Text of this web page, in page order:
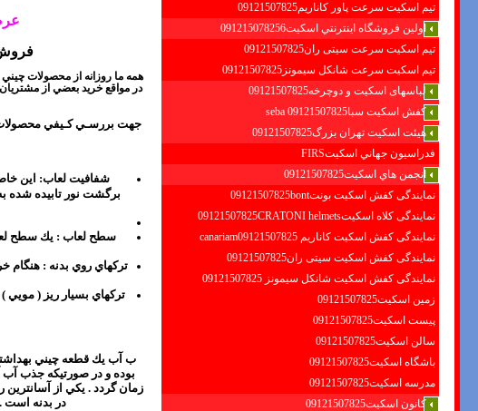
تیم اسکیت سرعت پاور کاناریم09121507825
اولين فروشگاه اينترنتي اسكيت091215078256
تیم اسکیت سرعت سیتی ران09121507825
تیم اسکیت سرعت شانکل سیمونز09121507825
لباسهای اسکیت و دوچرخه09121507825
کفش اسکیت سبا09121507825 seba
هیئت اسکیت تهران بزرگ09121507825
فدراسيون جهاني اسكيتFIRS
انجمن هاي اسكيت09121507825
نمایندگی کفش اسکیت بونت09121507825bont
نمایندگی کلاه اسکیت09121507825CRATONI helmets
نمایندگی کفش اسکیت كاناريم canariam09121507825
نمایندگی کفش اسکیت سیتی ران09121507825
نمایندگی کفش اسکیت شانكل سيمونز 09121507825
زمین اسکیت09121507825
پیست اسکیت09121507825
سالن اسکیت09121507825
باشگاه اسکیت09121507825
مدرسه اسکیت09121507825
کانون اسکیت09121507825
فروش
همه ما روزانه از محصولات
در مواقع خريد بعضي از
جهت بررسـي كـيفي محصولات
شفافيت لعاب: اين
برگشت نور تابيده شده
سطح لعاب : يك سطح
تركهاي روي بدنه : هنگام
تركهاي بسيار ريز ( مويي
بوده و در صورتيكه جذب
زمان گردد . يكي از
در بدنه است